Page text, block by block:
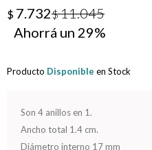
$ 7.732$11.045
29
Producto Disponible en Stock
Son 4 anillos en 1.
Ancho total 1.4 cm.
Diámetro interno 17 mm
Día del Padre
San Valentín